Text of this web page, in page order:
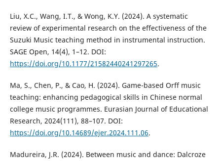
Liu, X.C., Wang, I.T., & Wong, K.Y. (2024). A systematic
review of experimental research on the effectiveness of the
Suzuki Music teaching method in instrumental instruction.
SAGE Open, 14(4), 1–12. DOI:
https://doi.org/10.1177/21582440241297265.
Ma, S., Chen, P., & Cao, H. (2024). Game-based Orff music
teaching: enhancing pedagogical skills in Chinese normal
college music programmes. Eurasian Journal of Educational
Research, 2024(111), 88–107. DOI:
https://doi.org/10.14689/ejer.2024.111.06.
Madureira, J.R. (2024). Between music and dance: Dalcroze